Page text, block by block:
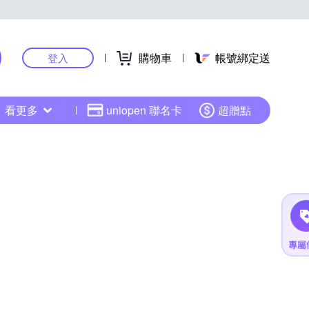
登入 購物車 帳號綁定送
看更多 uniopen 聯名卡 超贈點